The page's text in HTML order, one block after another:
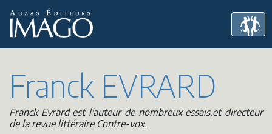
Franck EVRARD
Franck Evrard est l'auteur de nombreux essais,et directeur
de la revue littéraire Contre-vox.